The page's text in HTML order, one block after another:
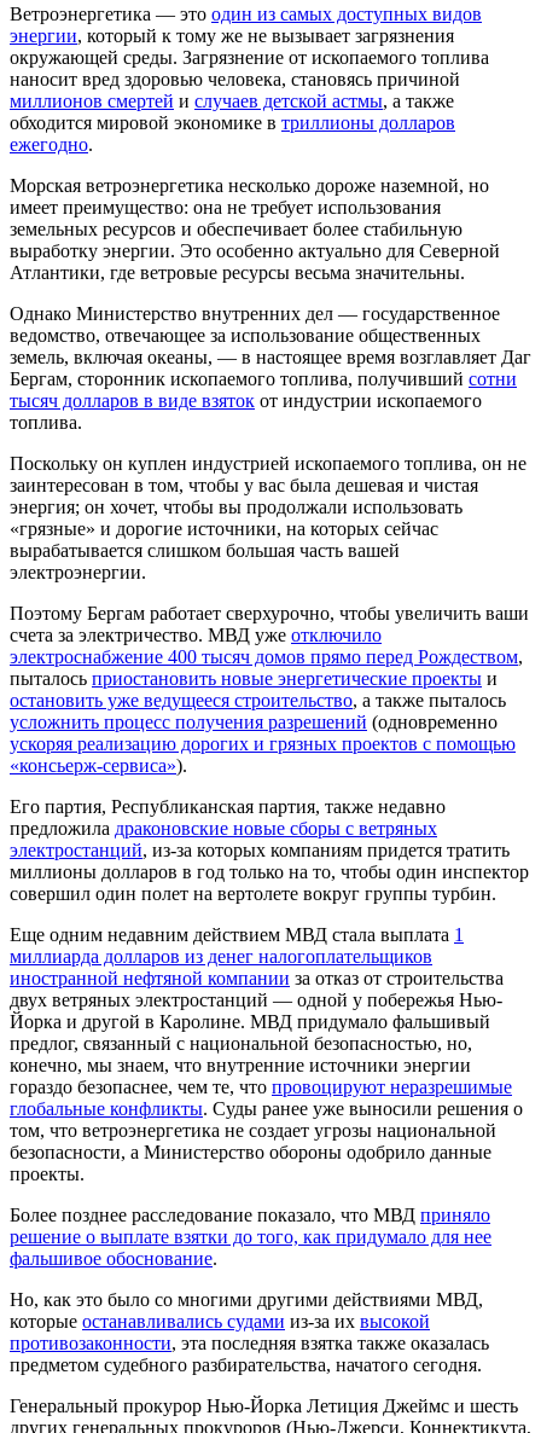
Ветроэнергетика — это один из самых доступных видов
энергии, который к тому же не вызывает загрязнения
окружающей среды. Загрязнение от ископаемого топлива
наносит вред здоровью человека, становясь причиной
миллионов смертей и случаев детской астмы, а также
обходится мировой экономике в триллионы долларов
ежегодно.
Морская ветроэнергетика несколько дороже наземной, но
имеет преимущество: она не требует использования
земельных ресурсов и обеспечивает более стабильную
выработку энергии. Это особенно актуально для Северной
Атлантики, где ветровые ресурсы весьма значительны.
Однако Министерство внутренних дел — государственное
ведомство, отвечающее за использование общественных
земель, включая океаны, — в настоящее время возглавляет Даг
Бергам, сторонник ископаемого топлива, получивший сотни
тысяч долларов в виде взяток от индустрии ископаемого
топлива.
Поскольку он куплен индустрией ископаемого топлива, он не
заинтересован в том, чтобы у вас была дешевая и чистая
энергия; он хочет, чтобы вы продолжали использовать
«грязные» и дорогие источники, на которых сейчас
вырабатывается слишком большая часть вашей
электроэнергии.
Поэтому Бергам работает сверхурочно, чтобы увеличить ваши
счета за электричество. МВД уже отключило
электроснабжение 400 тысяч домов прямо перед Рождеством,
пыталось приостановить новые энергетические проекты и
остановить уже ведущееся строительство, а также пыталось
усложнить процесс получения разрешений (одновременно
ускоряя реализацию дорогих и грязных проектов с помощью
«консьерж-сервиса»).
Его партия, Республиканская партия, также недавно
предложила драконовские новые сборы с ветряных
электростанций, из-за которых компаниям придется тратить
миллионы долларов в год только на то, чтобы один инспектор
совершил один полет на вертолете вокруг группы турбин.
Еще одним недавним действием МВД стала выплата 1
миллиарда долларов из денег налогоплательщиков
иностранной нефтяной компании за отказ от строительства
двух ветряных электростанций — одной у побережья Нью-
Йорка и другой в Каролине. МВД придумало фальшивый
предлог, связанный с национальной безопасностью, но,
конечно, мы знаем, что внутренние источники энергии
гораздо безопаснее, чем те, что провоцируют неразрешимые
глобальные конфликты. Суды ранее уже выносили решения о
том, что ветроэнергетика не создает угрозы национальной
безопасности, а Министерство обороны одобрило данные
проекты.
Более позднее расследование показало, что МВД приняло
решение о выплате взятки до того, как придумало для нее
фальшивое обоснование.
Но, как это было со многими другими действиями МВД,
которые останавливались судами из-за их высокой
противозаконности, эта последняя взятка также оказалась
предметом судебного разбирательства, начатого сегодня.
Генеральный прокурор Нью-Йорка Летиция Джеймс и шесть
других генеральных прокуроров (Нью-Джерси, Коннектикута,